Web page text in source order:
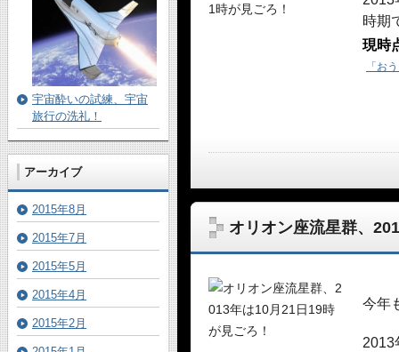
時期
現時
「お
オリオン座流星群、
今年
2013
宇宙酔いの試練、宇宙
旅行の洗礼！
アーカイブ
2015年8月
2015年7月
2015年5月
2015年4月
2015年2月